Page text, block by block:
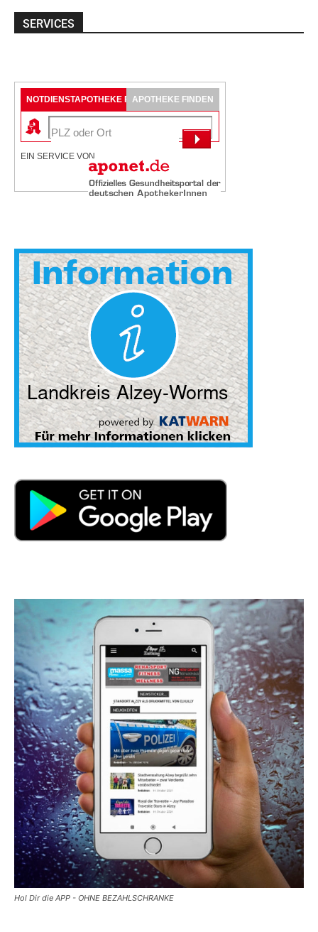
SERVICES
NOTDIENSTAPOTHEKE FINDENAPOTHEKE FINDEN
EIN SERVICE VON
Hol Dir die APP - OHNE BEZAHLSCHRANKE